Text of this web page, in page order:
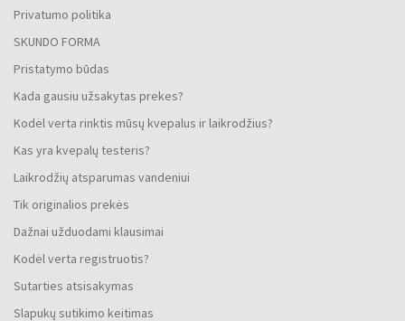
Privatumo politika
SKUNDO FORMA
Pristatymo būdas
Kada gausiu užsakytas prekes?
Kodėl verta rinktis mūsų kvepalus ir laikrodžius?
Kas yra kvepalų testeris?
Laikrodžių atsparumas vandeniui
Tik originalios prekės
Dažnai užduodami klausimai
Kodėl verta registruotis?
Sutarties atsisakymas
Slapukų sutikimo keitimas